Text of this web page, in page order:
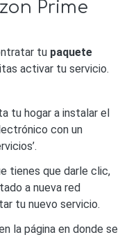
Prime
tu paquete
activar tu servicio.
tu hogar a instalar el
con un
tienes que darle clic,
a nueva red
tu nuevo servicio.
la página en donde se